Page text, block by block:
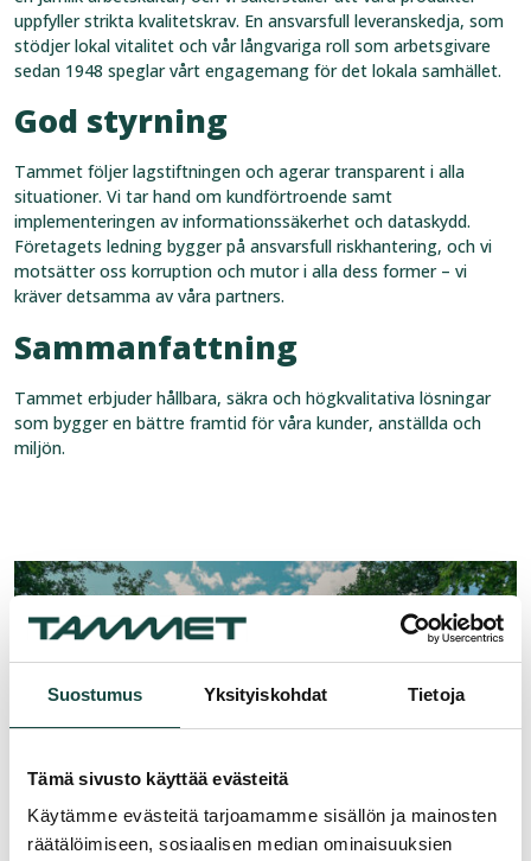
Suostumus Yksityiskohdat Tietoja
Tämä sivusto käyttää evästeitä
Käytämme evästeitä tarjoamamme sisällön ja mainosten
räätälöimiseen, sosiaalisen median ominaisuuksien
uppfyller strikta kvalitetskrav. En ansvarsfull leveranskedja, som
stödjer lokal vitalitet och vår långvariga roll som arbetsgivare
sedan 1948 speglar vårt engagemang för det lokala samhället.
God styrning
Tammet följer lagstiftningen och agerar transparent i alla
situationer. Vi tar hand om kundförtroende samt
implementeringen av informationssäkerhet och dataskydd.
Företagets ledning bygger på ansvarsfull riskhantering, och vi
motsätter oss korruption och mutor i alla dess former – vi
kräver detsamma av våra partners.
Sammanfattning
Tammet erbjuder hållbara, säkra och högkvalitativa lösningar
som bygger en bättre framtid för våra kunder, anställda och
miljön.